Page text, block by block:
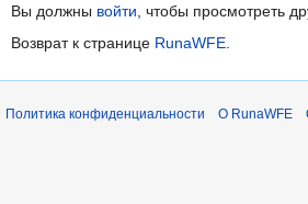
Перейти
к
Перейти
к
Вы должны войти, чтобы просмотреть
Возврат к странице RunaWFE.
Политика конфиденциальности О RunaWFE